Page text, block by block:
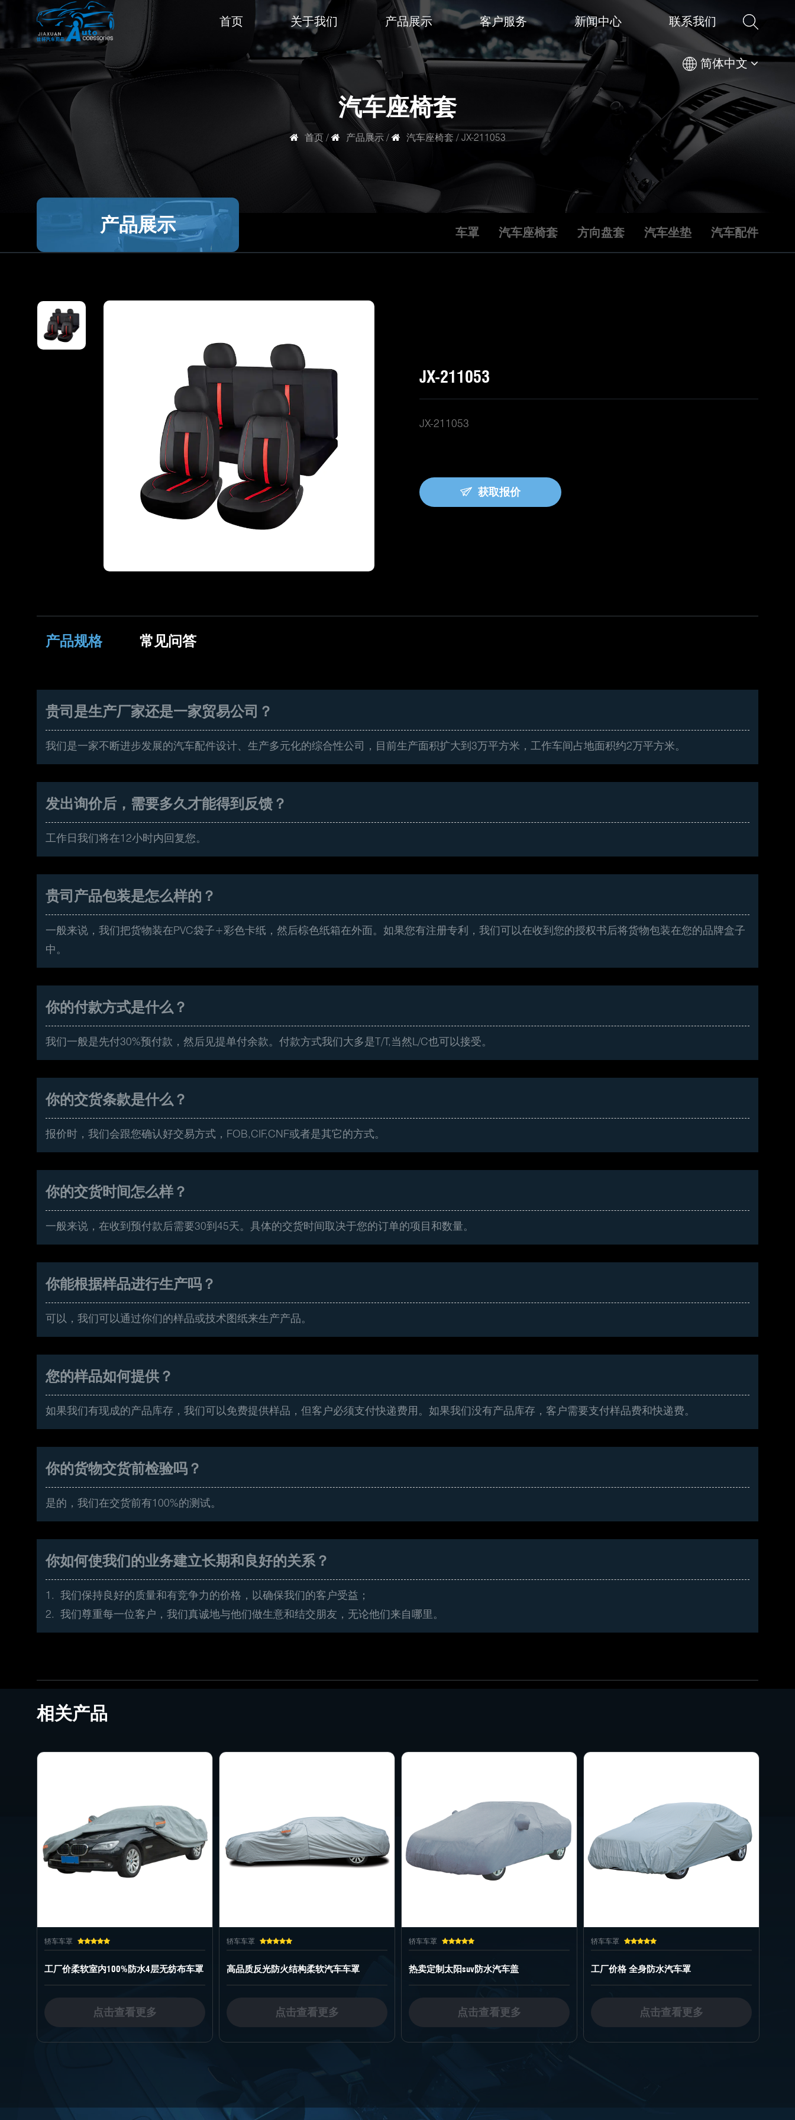
首页 关于我们 产品展示 客户服务 新闻中心 联系我们
简体中文
汽车座椅套
首页/ 产品展示/ 汽车座椅套 / JX-211053
产品展示 车罩 汽车座椅套 方向盘套 汽车坐垫 汽车配件
JX-211053
JX-211053
获取报价
产品规格 常见问答
贵司是生产厂家还是一家贸易公司？
我们是一家不断进步发展的汽车配件设计、生产多元化的综合性公司，目前生产面积扩大到3万平方米，工作车间占地面积约2万平方米。
发出询价后，需要多久才能得到反馈？
工作日我们将在12小时内回复您。
贵司产品包装是怎么样的？
一般来说，我们把货物装在PVC袋子+彩色卡纸，然后棕色纸箱在外面。如果您有注册专利，我们可以在收到您的授权书后将货物包装在您的品牌盒子
中。
你的付款方式是什么？
我们一般是先付30%预付款，然后见提单付余款。付款方式我们大多是T/T,当然L/C也可以接受。
你的交货条款是什么？
报价时，我们会跟您确认好交易方式，FOB,CIF,CNF或者是其它的方式。
你的交货时间怎么样？
一般来说，在收到预付款后需要30到45天。具体的交货时间取决于您的订单的项目和数量。
你能根据样品进行生产吗？
可以，我们可以通过你们的样品或技术图纸来生产产品。
您的样品如何提供？
如果我们有现成的产品库存，我们可以免费提供样品，但客户必须支付快递费用。如果我们没有产品库存，客户需要支付样品费和快递费。
你的货物交货前检验吗？
是的，我们在交货前有100%的测试。
你如何使我们的业务建立长期和良好的关系？
1. 我们保持良好的质量和有竞争力的价格，以确保我们的客户受益；
2. 我们尊重每一位客户，我们真诚地与他们做生意和结交朋友，无论他们来自哪里。
相关产品
轿车车罩
高品质反光防火结构柔软汽车车罩
点击查看更多
轿车车罩
热卖定制太阳suv防水汽车盖
点击查看更多
轿车车罩
工厂价格 全身防水汽车罩
点击查看更多
轿车车罩
热销紫外线保护套防冰雹汽车套
点击查看更多